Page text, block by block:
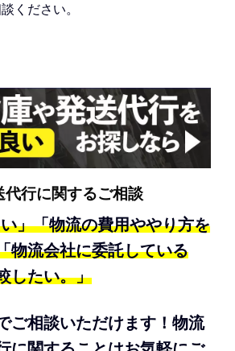
ください。
代行に関するご相談
」「物流の費用ややり方を
物流会社に委託している
したい。」
ご相談いただけます！物流